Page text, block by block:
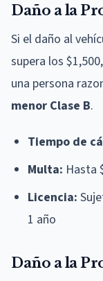
Daño a la
Si el daño al
supera los
una persona
menor Clase B.
Tiempo de
Multa: Hasta
Licencia:
1 año
Daño a la